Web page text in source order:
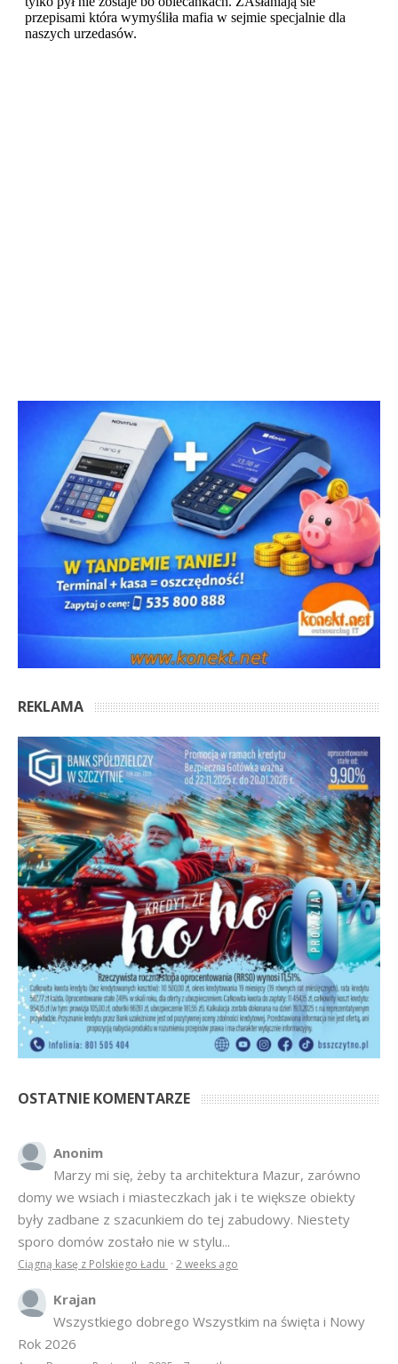
REKLAMA
OSTATNIE KOMENTARZE
Anonim
Marzy mi się, żeby ta architektura Mazur, zarówno
domy we wsiach i miasteczkach jak i te większe obiekty
były zadbane z szacunkiem do tej zabudowy. Niestety
sporo domów zostało nie w stylu...
Ciągną kasę z Polskiego Ładu · 2 weeks ago
Krajan
Wszystkiego dobrego Wszystkim na święta i Nowy
Rok 2026